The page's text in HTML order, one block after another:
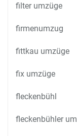
filter umzüge
firmenumzug
fittkau umzüge
fix umzüge
fleckenbühl
fleckenbühler